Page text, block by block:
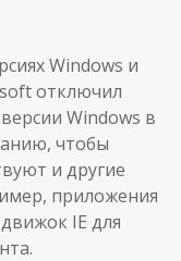
Windows и
отключил
Windows в
чтобы
и другие
приложения
IE для